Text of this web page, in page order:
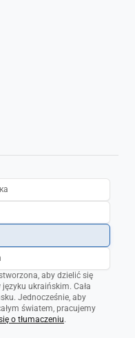
aby dzielić się
ukraińskim. Cała
Jednocześnie, aby
światem, pracujemy
o tłumaczeniu.